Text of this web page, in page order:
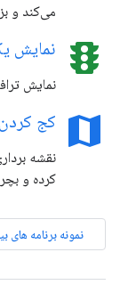
می‌کند و
traffic نمایش
نمایش
map کج
نقشه
کرده و
نمونه برنامه های